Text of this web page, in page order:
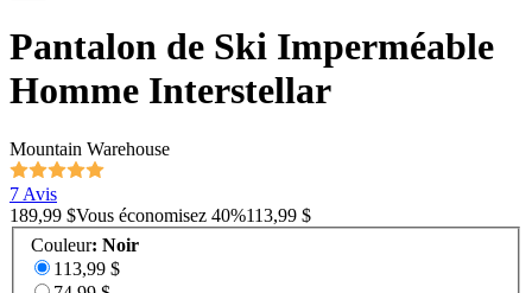
Pantalon de Ski Imperméable
Homme Interstellar
Mountain Warehouse
7 Avis
189,99 $Vous économisez 40%113,99 $
Couleur: Noir
113,99 $